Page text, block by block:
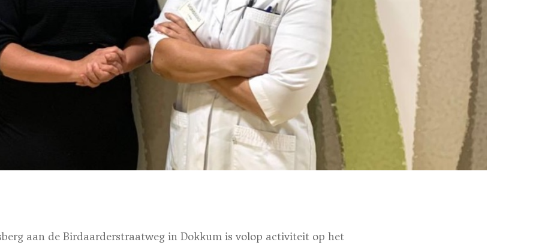
aan de Birdaarderstraatweg in Dokkum is volop activiteit op het